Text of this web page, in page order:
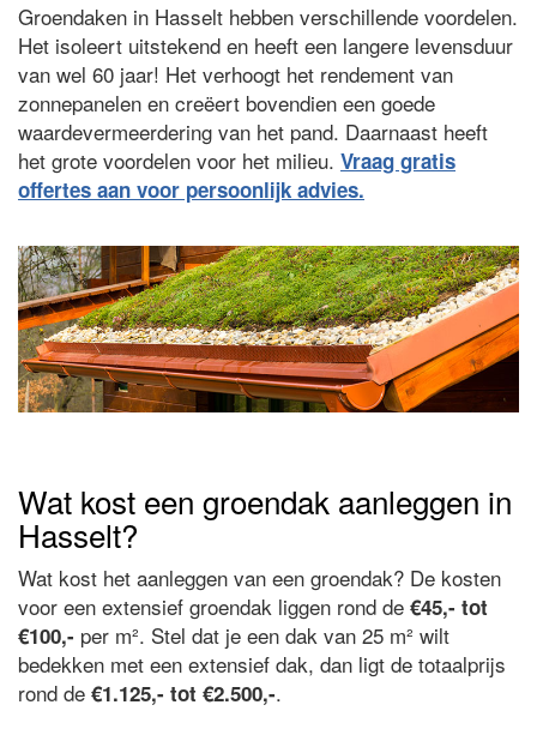
Groendaken in Hasselt hebben verschillende voordelen.
Het isoleert uitstekend en heeft een langere levensduur
van wel 60 jaar! Het verhoogt het rendement van
zonnepanelen en creëert bovendien een goede
waardevermeerdering van het pand. Daarnaast heeft
het grote voordelen voor het milieu. Vraag gratis
offertes aan voor persoonlijk advies.
Wat kost een groendak aanleggen in
Hasselt?
Wat kost het aanleggen van een groendak? De kosten
voor een extensief groendak liggen rond de €45,- tot
€100,- per m². Stel dat je een dak van 25 m² wilt
bedekken met een extensief dak, dan ligt de totaalprijs
rond de €1.125,- tot €2.500,-.